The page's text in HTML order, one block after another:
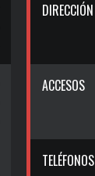
DIRECCIÓN
ACCESOS
TELÉFONOS